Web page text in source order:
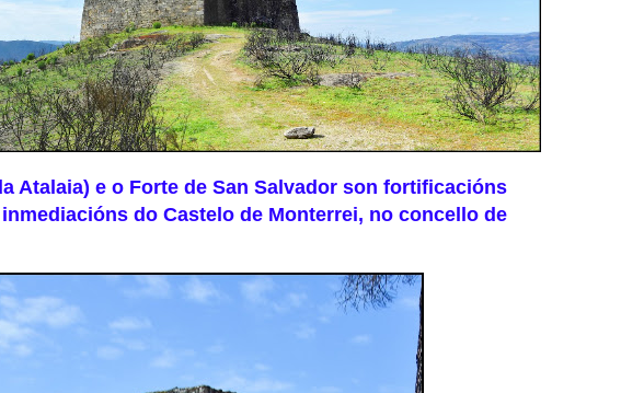
e o Forte de San Salvador son fortificacións
do Castelo de Monterrei, no concello de